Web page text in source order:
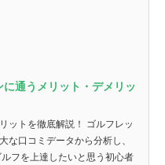
通うメリット・デメリッ
ットを徹底解説！ ゴルフレッ
な口コミデータから分析し、
フを上達したいと思う初心者